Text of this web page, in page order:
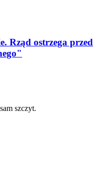
Rząd ostrzega przed
szczyt.